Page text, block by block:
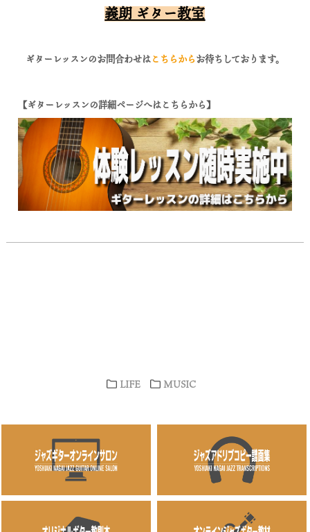
義朗 ギター教室
ギターレッスンのお問合わせはこちらからお待ちしております。
【ギターレッスンの詳細ページへはこちらから】
LIFE MUSIC